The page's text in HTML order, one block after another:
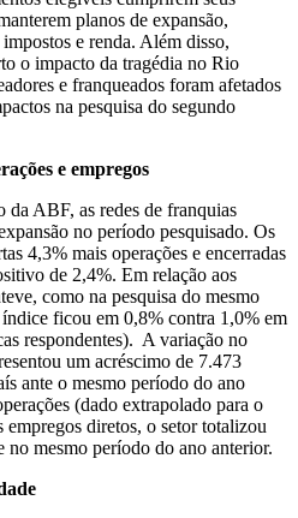
planos de expansão,
e renda. Além disso,
o impacto da tragédia no Rio
e franqueados foram afetados
na pesquisa do segundo
e empregos
da ABF, as redes de franquias
no período pesquisado. Os
4,3% mais operações e encerradas
de 2,4%. Em relação aos
como na pesquisa do mesmo
ficou em 0,8% contra 1,0% em
respondentes). A variação no
um acréscimo de 7.473
ante o mesmo período do ano
(dado extrapolado para o
diretos, o setor totalizou
no mesmo período do ano anterior.